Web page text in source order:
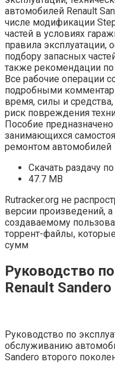
автомобилей Renault
числе модификации
частей в условиях
правила эксплуатации,
подбору запасных
также рекомендации
Все рабочие операции
подробными
время, силы и
риск повреждения
Пособие
занимающихся
ремонтом автомобилей
Скачать раздачу
47.7 MB
Rutracker.org не
версии произведений,
создаваемому
торрент-файлы,
сумм
Руководство
Renault Sandero
Руководство по
обслуживанию
Sandero второго